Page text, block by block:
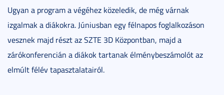
Ugyan a program a végéhez közeledik, de még várnak
izgalmak a diákokra. Júniusban egy félnapos foglalkozáson
vesznek majd részt az SZTE 3D Központban, majd a
zárókonferencián a diákok tartanak élménybeszámolót az
elmúlt félév tapasztalatairól.